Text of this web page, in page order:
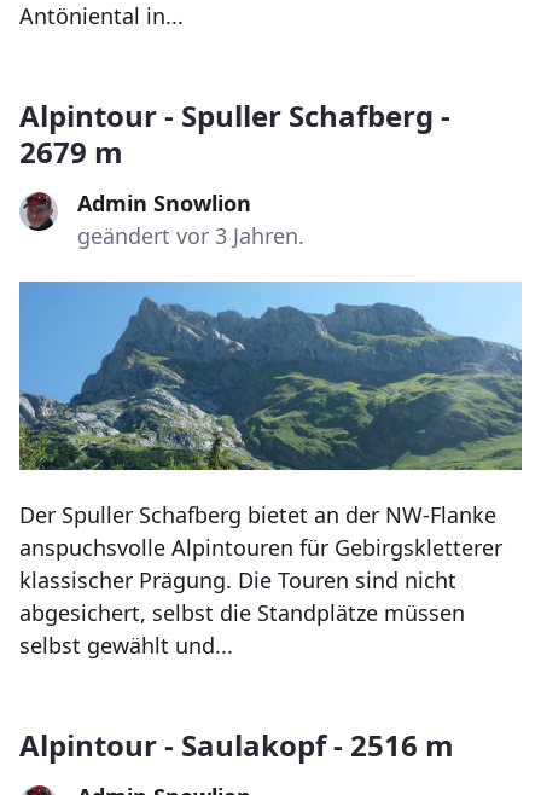
Antöniental in...
Alpintour - Spuller Schafberg -
2679 m
Admin Snowlion
geändert vor 3 Jahren.
Der Spuller Schafberg bietet an der NW-Flanke
anspuchsvolle Alpintouren für Gebirgskletterer
klassischer Prägung. Die Touren sind nicht
abgesichert, selbst die Standplätze müssen
selbst gewählt und...
Alpintour - Saulakopf - 2516 m